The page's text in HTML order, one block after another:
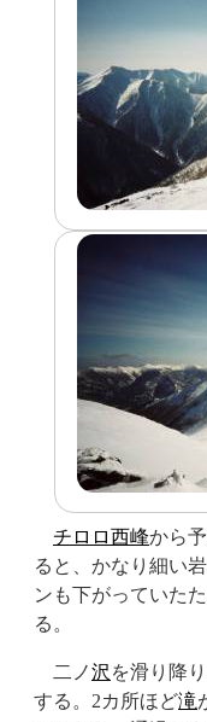
チロロ西峰から
ると、かなり細い
ンも下がっていた
る。
二ノ沢 を滑り降
する。2カ所ほど滝